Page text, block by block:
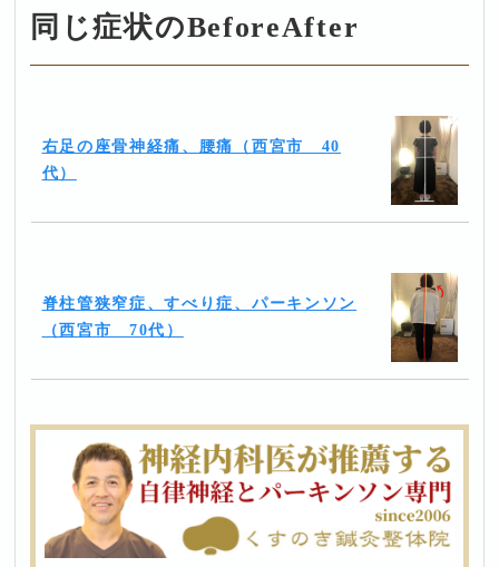
同じ症状のBeforeAfter
右足の座骨神経痛、腰痛（西宮市 40
代）
脊柱管狭窄症、すべり症、パーキンソン
（西宮市 70代）